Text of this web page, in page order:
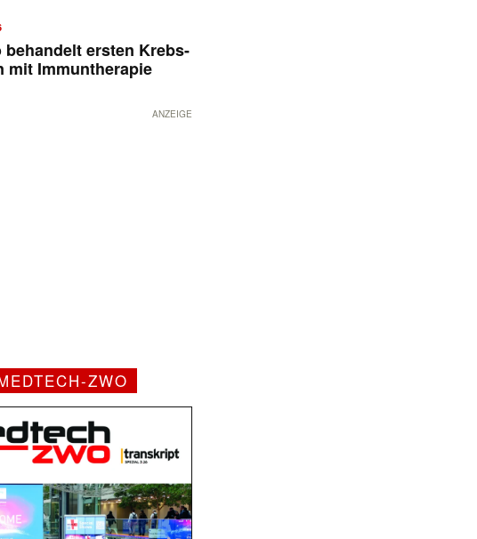
behandelt ersten Krebs-
mit Immuntherapie
ANZEIGE
ZWO